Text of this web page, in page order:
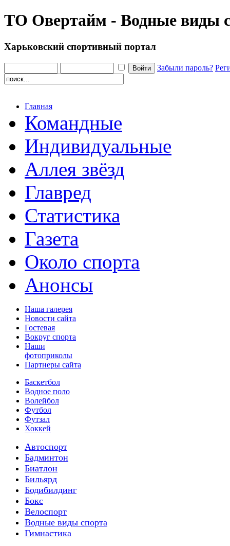
ТО Овертайм - Водные виды
Харьковский спортивный портал
Забыли пароль?
Главная
Командные
Индивидуальные
Аллея звёзд
Главред
Статистика
Газета
Около спорта
Анонсы
Наша галерея
Новости сайта
Гостевая
Вокруг спорта
Наши
фотоприколы
Партнеры сайта
Баскетбол
Водное поло
Волейбол
Футбол
Футзал
Хоккей
Автоспорт
Бадминтон
Биатлон
Бильярд
Бодибилдинг
Бокс
Велоспорт
Водные виды спорта
Гимнастика